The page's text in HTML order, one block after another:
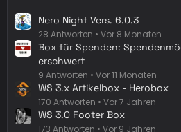
Nero Night Vers. 6.0.3
28 Antworten Vor 8 Monaten
Box für Spenden:
erschwert
9 Antworten Vor 11 Monaten
WS 3.x Artikelbox - Herobox
170 Antworten Vor 7 Jahren
WS 3.0 Footer Box
173 Antworten Vor 9 Jahren